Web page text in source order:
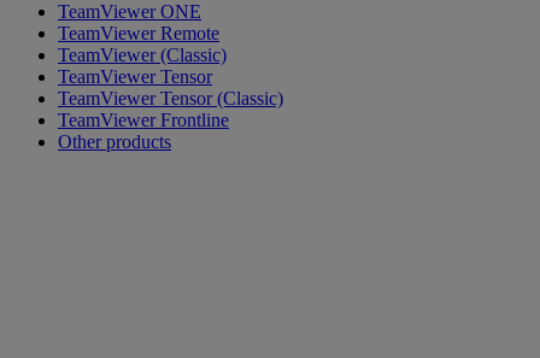
TeamViewer ONE
TeamViewer Remote
TeamViewer (Classic)
TeamViewer Tensor
TeamViewer Tensor (Classic)
TeamViewer Frontline
Other products